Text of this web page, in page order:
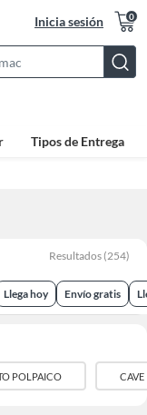
Inicia sesión 0
Bar
Tipos de Entrega
Resultados (254)
Llega hoy Envío gratis
POLPAICO CAVE